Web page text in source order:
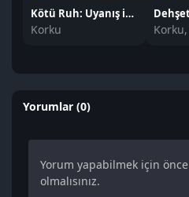
Kötü Ruh: Uyanış izle
Korku
Yorumlar (0)
Yorum yapabilmek için
olmalısınız.